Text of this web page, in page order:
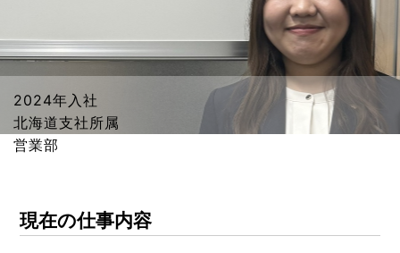
2024年入社
北海道支社所属
営業部
現在の仕事内容